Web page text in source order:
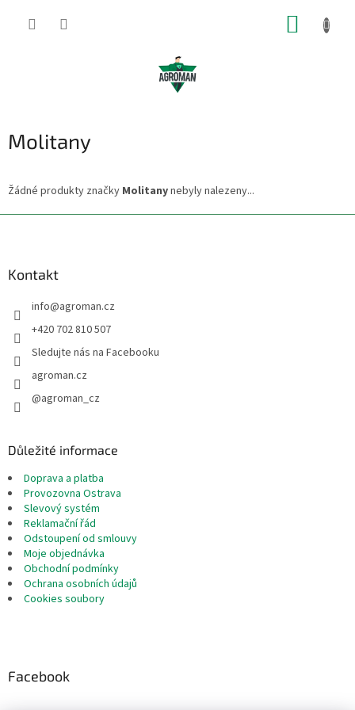
Molitany
Žádné produkty značky Molitanynebyly nalezeny...
Kontakt
info@agroman.cz
+420 702 810 507
Sledujte nás na Facebooku
agroman.cz
@agroman_cz
Důležité informace
Doprava a platba
Provozovna Ostrava
Slevový systém
Reklamační řád
Odstoupení od smlouvy
Moje objednávka
Obchodní podmínky
Ochrana osobních údajů
Cookies soubory
Facebook